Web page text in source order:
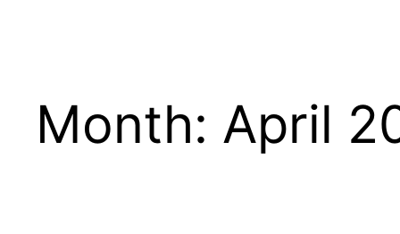
Month: April